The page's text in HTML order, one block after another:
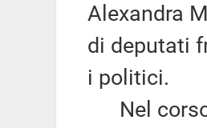
Alexandra
di deputati
i politici.
Nel corso